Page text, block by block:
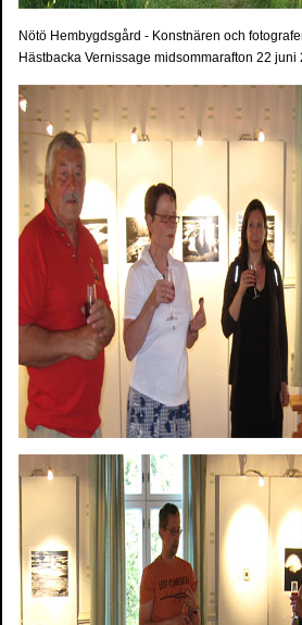
Nötö Hembygdsgård - Konstnären och
Hästbacka Vernissage midsommarafton 22 juni